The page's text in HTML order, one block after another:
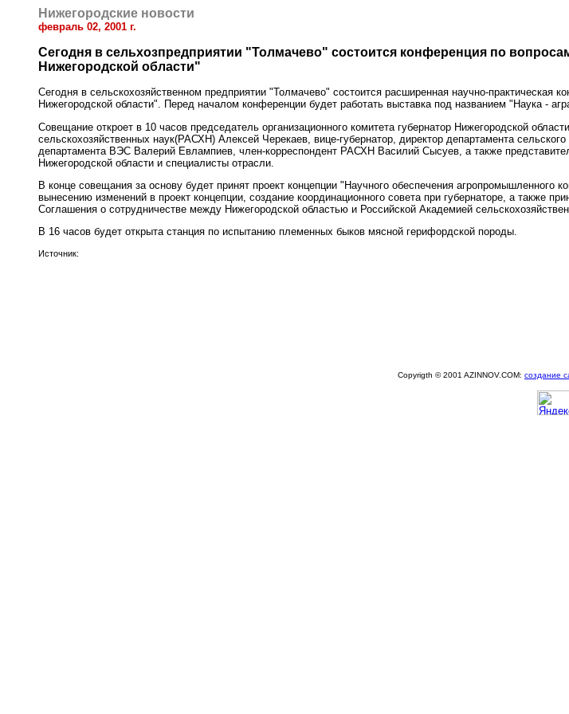
Нижегородские новости
февраль 02, 2001 г.
Сегодня в сельхозпредприятии "Толмачево" состоится конференция по
Нижегородской области"
Сегодня в сельскохозяйственном предприятии "Толмачево" состоится расширенная научно-
Нижегородской области". Перед началом конференции будет работать выставка под названием "Наука -
Совещание откроет в 10 часов председатель организационного комитета губернатор Нижегородской
сельскохозяйственных наук(РАСХН) Алексей Черекаев, вице-губернатор, директор департамента
департамента ВЭС Валерий Евлампиев, член-корреспондент РАСХН Василий Сысуев, а также
Нижегородской области и специалисты отрасли.
В конце совещания за основу будет принят проект концепции "Научного обеспечения агропромышленного
вынесению изменений в проект концепции, создание координационного совета при губернаторе, а также
Соглашения о сотрудничестве между Нижегородской областью и Российской Академией
В 16 часов будет открыта станция по испытанию племенных быков мясной герифордской породы.
Источник:
Copyrigth © 2001 AZINNOV.COM: создание